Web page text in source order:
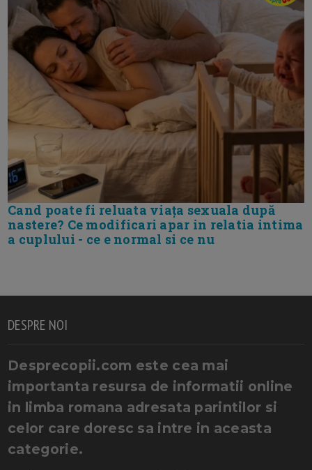
Cand poate fi reluata viața sexuala după
nastere? Ce modificari apar in relatia intima
a cuplului - ce e normal si ce nu
DESPRE NOI
Desprecopii.com este cea mai
importanta resursa de informatii online
in limba romana adresata parintilor si
celor care doresc sa intre in aceasta
categorie.